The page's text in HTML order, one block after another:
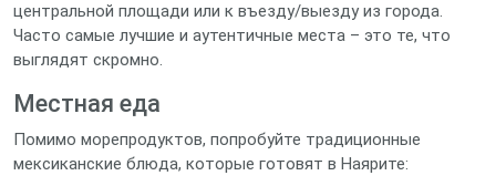
центральной площади или к въезду/выезду из города.
Часто самые лучшие и аутентичные места – это те, что
выглядят скромно.
Местная еда
Помимо морепродуктов, попробуйте традиционные
мексиканские блюда, которые готовят в Наярите: